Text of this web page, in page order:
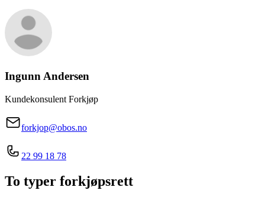
Ingunn Andersen
Kundekonsulent Forkjøp
forkjop@obos.no
22 99 18 78
To typer forkjøpsrett